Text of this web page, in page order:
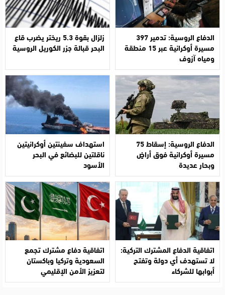
الدفاع الروسية: تدمير 397
مسيرة أوكرانية عبر 15 منطقة
ومياه آزوف
زلزال بقوة 5.3 ريختر يضرب قاع
البحر قبالة جزر الكوريل الروسية
الدفاع الروسية: إسقاط 75
مسيرة أوكرانية فوق أراضٍ
وبحار عديدة
استهداف سفينتين أوكرانيتين
ناقلتين للبضائع في البحر
الأسود
اتفاقية الدفاع المشترك التركية:
لا تستهدف أي دولة وتفتح
أبوابها للشركاء
اتفاقية دفاع مشترك تجمع
السعودية وتركيا وباكستان
لتعزيز الأمن الإقليمي